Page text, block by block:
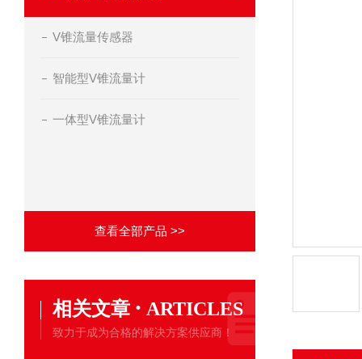
V锥流量传感器
智能型V锥流量计
一体型V锥流量计
查看全部产品 >>
相关文章 · ARTICLES
致力于成为合格的解决方案供应商！